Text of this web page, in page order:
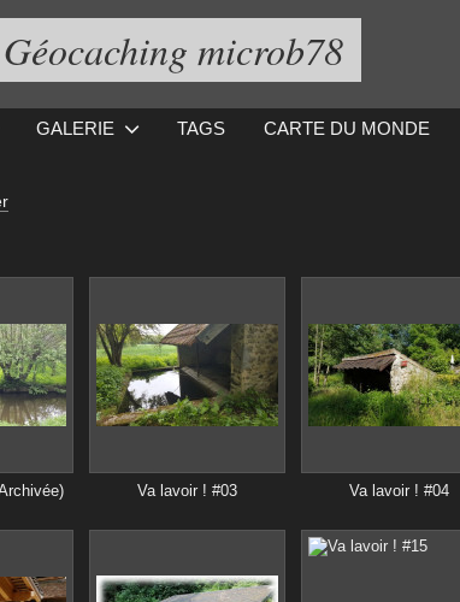
Géocaching microb78
GALERIE TAGS CARTE DU MONDE
Va lavoir ! #03 Va lavoir ! #04